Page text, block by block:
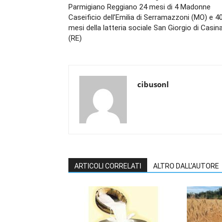
Parmigiano Reggiano 24 mesi di 4 Madonne
Caseificio dell’Emilia di Serramazzoni (MO) e
mesi della latteria sociale San Giorgio di
(RE)
cibusonl
ARTICOLI CORRELATI ALTRO DALL'AUTORE